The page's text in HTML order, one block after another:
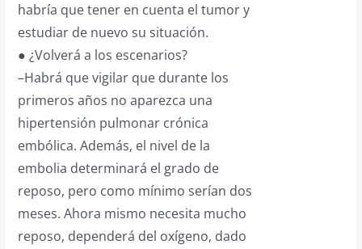
habría que tener en cuenta el tumor y
estudiar de nuevo su situación.
● ¿Volverá a los escenarios?
–Habrá que vigilar que durante los
primeros años no aparezca una
hipertensión pulmonar crónica
embólica. Además, el nivel de la
embolia determinará el grado de
reposo, pero como mínimo serían dos
meses. Ahora mismo necesita mucho
reposo, dependerá del oxígeno, dado